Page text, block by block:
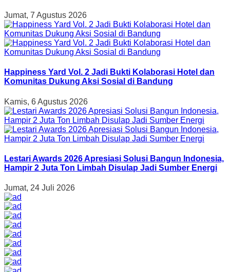
Jumat, 7 Agustus 2026
Happiness Yard Vol. 2 Jadi Bukti Kolaborasi Hotel dan
Komunitas Dukung Aksi Sosial di Bandung
Kamis, 6 Agustus 2026
Lestari Awards 2026 Apresiasi Solusi Bangun Indonesia,
Hampir 2 Juta Ton Limbah Disulap Jadi Sumber Energi
Jumat, 24 Juli 2026